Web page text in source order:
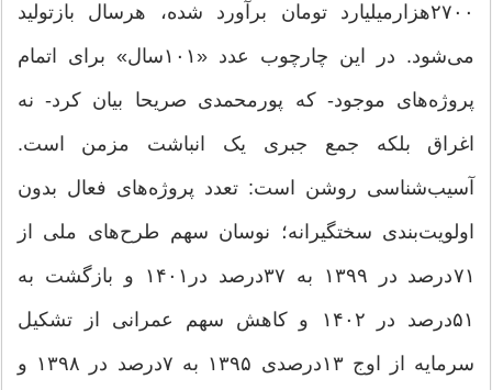
۲۷۰۰‌هزار‌میلیارد تومان برآورد شده، هرسال بازتولید
می‌شود. در این چارچوب عدد «۱۰۱سال» برای اتمام
پروژه‌های موجود- که پورمحمدی صریحا بیان کرد- نه
اغراق بلکه جمع جبری یک انباشت مزمن است.
آسیب‌شناسی روشن است: تعدد پروژه‌های فعال بدون
اولویت‌بندی سختگیرانه؛ نوسان سهم طرح‌های ملی از
۷۱‌درصد در ۱۳۹۹ به ۳۷‌درصد در۱۴۰۱ و بازگشت به
۵۱‌درصد در ۱۴۰۲ و کاهش سهم عمرانی از تشکیل
سرمایه از اوج ۱۳‌درصدی ۱۳۹۵ به ۷‌درصد در ۱۳۹۸ و